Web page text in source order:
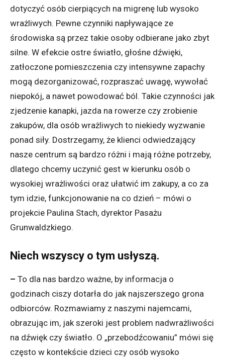
dotyczyć osób cierpiących na migrenę lub wysoko
wrażliwych. Pewne czynniki napływające ze
środowiska są przez takie osoby odbierane jako zbyt
silne. W efekcie ostre światło, głośne dźwięki,
zatłoczone pomieszczenia czy intensywne zapachy
mogą dezorganizować, rozpraszać uwagę, wywołać
niepokój, a nawet powodować ból. Takie czynności jak
zjedzenie kanapki, jazda na rowerze czy zrobienie
zakupów, dla osób wrażliwych to niekiedy wyzwanie
ponad siły. Dostrzegamy, że klienci odwiedzający
nasze centrum są bardzo różni i mają różne potrzeby,
dlatego chcemy uczynić gest w kierunku osób o
wysokiej wrażliwości oraz ułatwić im zakupy, a co za
tym idzie, funkcjonowanie na co dzień – mówi o
projekcie Paulina Stach, dyrektor Pasażu
Grunwaldzkiego.
Niech wszyscy o tym usłyszą.
– To dla nas bardzo ważne, by informacja o
godzinach ciszy dotarła do jak najszerszego grona
odbiorców. Rozmawiamy z naszymi najemcami,
obrazując im, jak szeroki jest problem nadwrażliwości
na dźwięk czy światło. O „przebodźcowaniu” mówi się
często w kontekście dzieci czy osób wysoko